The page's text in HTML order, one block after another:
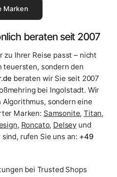
Marken
beraten seit 2007
zu Ihrer Reise passt – nicht
teuersten, sondern den
beraten wir Sie seit 2007
bei Ingolstadt. Wir
sondern eine
Marken: Samsonite,Titan,
, Roncato, Delsey und
rufen Sie uns an: +49
bei Trusted Shops